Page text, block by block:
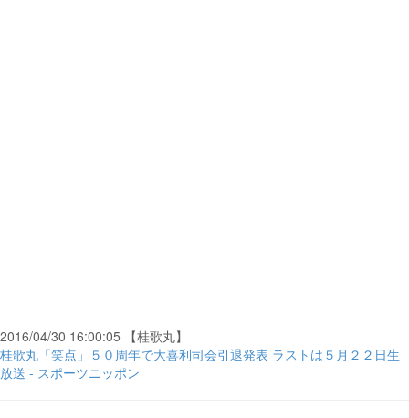
2016/04/30 16:00:05 【桂歌丸】
桂歌丸「笑点」５０周年で大喜利司会引退発表 ラストは５月２２日生
放送 - スポーツニッポン